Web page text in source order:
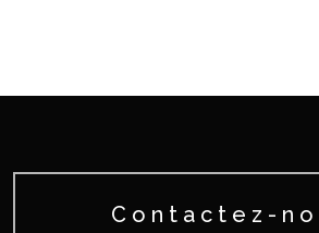
Contactez-